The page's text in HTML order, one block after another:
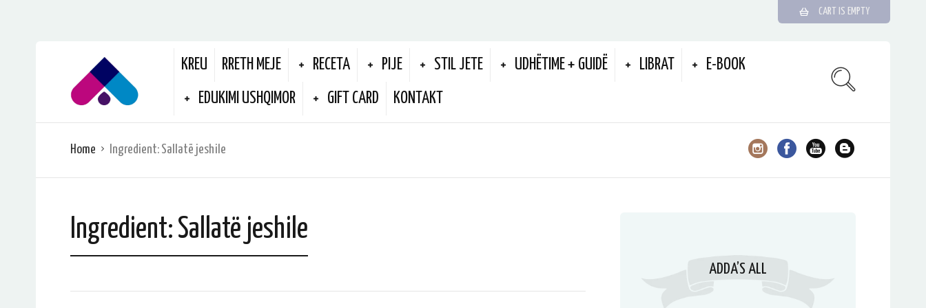
CART IS EMPTY
KREU RRETH MEJE RECETA PIJE STIL JETE UDHËTIME + GUIDË LIBRAT E-BOOK
EDUKIMI USHQIMOR GIFT CARD KONTAKT
Home Ingredient: Sallatë jeshile
Ingredient: Sallatë jeshile
ADDA’S ALL